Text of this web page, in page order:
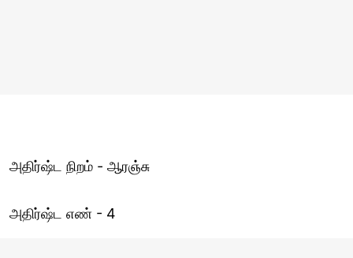
அதிர்ஷ்ட நிறம் - ஆரஞ்சு
அதிர்ஷ்ட எண் - 4